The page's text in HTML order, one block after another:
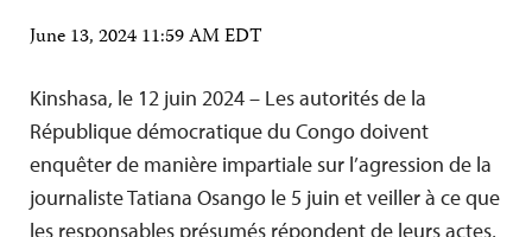
June 13, 2024 11:59 AM EDT
Kinshasa, le 12 juin 2024 – Les autorités de la
République démocratique du Congo doivent
enquêter de manière impartiale sur l’agression de la
journaliste Tatiana Osango le 5 juin et veiller à ce que
les responsables présumés répondent de leurs actes,